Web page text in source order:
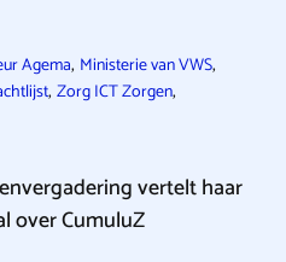
Agema, Ministerie van VWS,
, Zorg ICT Zorgen,
vertelt haar
over CumuluZ